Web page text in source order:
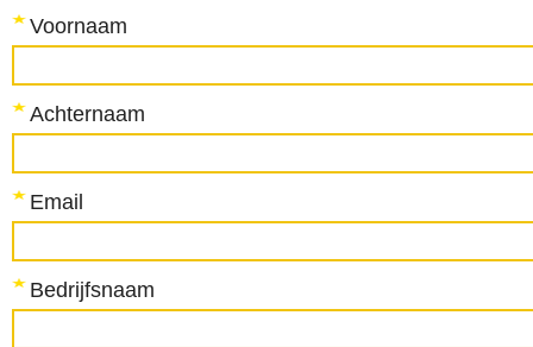
Voornaam
Achternaam
Email
Bedrijfsnaam